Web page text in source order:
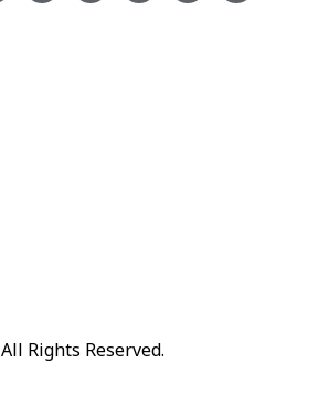
All Rights Reserved.